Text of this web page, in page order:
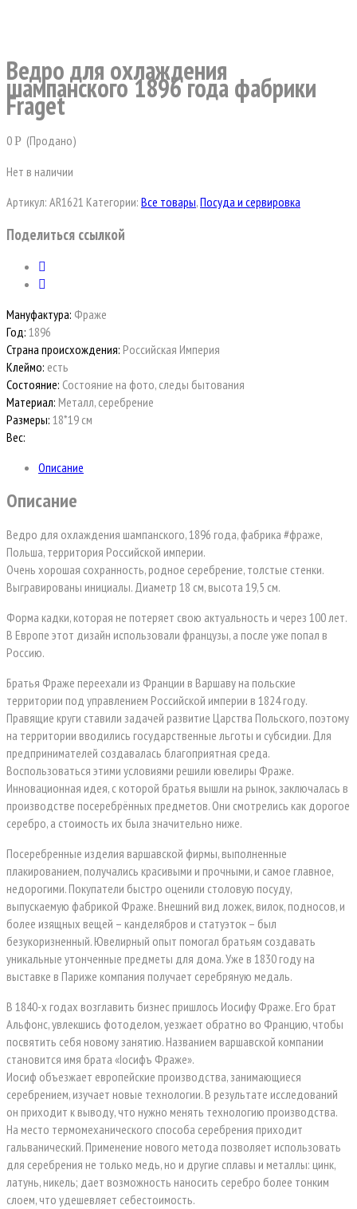
Ведро для охлаждения
шампанского 1896 года фабрики
Fraget
0Р (Продано)
Нет в наличии
Артикул: AR1621 Категории: Все товары,Посуда и сервировка
Поделиться ссылкой
Мануфактура: Фраже
Год: 1896
Страна происхождения: Российская Империя
Клеймо: есть
Состояние: Состояние на фото, следы бытования
Материал: Металл, серебрение
Размеры: 18*19 см
Вес:
Описание
Описание
Ведро для охлаждения шампанского, 1896 года, фабрика #фраже,
Польша, территория Российской империи.
Очень хорошая сохранность, родное серебрение, толстые стенки.
Выгравированы инициалы. Диаметр 18 см, высота 19,5 см.
Форма кадки, которая не потеряет свою актуальность и через 100 лет.
В Европе этот дизайн использовали французы, а после уже попал в
Россию.
Братья Фраже переехали из Франции в Варшаву на польские
территории под управлением Российской империи в 1824 году.
Правящие круги ставили задачей развитие Царства Польского, поэтому
на территории вводились государственные льготы и субсидии. Для
предпринимателей создавалась благоприятная среда.
Воспользоваться этими условиями решили ювелиры Фраже.
Инновационная идея, с которой братья вышли на рынок, заключалась в
производстве посеребрённых предметов. Они смотрелись как дорогое
серебро, а стоимость их была значительно ниже.
Посеребренные изделия варшавской фирмы, выполненные
плакированием, получались красивыми и прочными, и самое главное,
недорогими. Покупатели быстро оценили столовую посуду,
выпускаемую фабрикой Фраже. Внешний вид ложек, вилок, подносов, и
более изящных вещей – канделябров и статуэток – был
безукоризненный. Ювелирный опыт помогал братьям создавать
уникальные утонченные предметы для дома. Уже в 1830 году на
выставке в Париже компания получает серебряную медаль.
В 1840-х годах возглавить бизнес пришлось Иосифу Фраже. Его брат
Альфонс, увлекшись фотоделом, уезжает обратно во Францию, чтобы
посвятить себя новому занятию. Названием варшавской компании
становится имя брата «Iосифъ Фраже».
Иосиф объезжает европейские производства, занимающиеся
серебрением, изучает новые технологии. В результате исследований
он приходит к выводу, что нужно менять технологию производства.
На место термомеханического способа серебрения приходит
гальванический. Применение нового метода позволяет использовать
для серебрения не только медь, но и другие сплавы и металлы: цинк,
латунь, никель; дает возможность наносить серебро более тонким
слоем, что удешевляет себестоимость.